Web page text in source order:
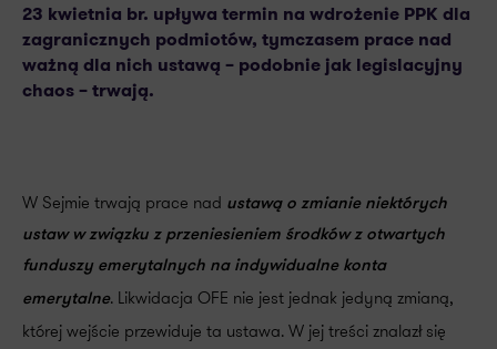
23 kwietnia br. upływa termin na wdrożenie PPK dla
zagranicznych podmiotów, tymczasem prace nad
ważną dla nich ustawą – podobnie jak legislacyjny
chaos – trwają.
W Sejmie trwają prace nad ustawą o zmianie niektórych
ustaw w związku z przeniesieniem środków z otwartych
funduszy emerytalnych na indywidualne konta
emerytalne. Likwidacja OFE nie jest jednak jedyną zmianą,
której wejście przewiduje ta ustawa. W jej treści znalazł się